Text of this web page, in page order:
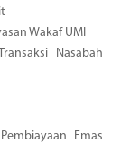
Wakaf UMI
Nasabah
Emas